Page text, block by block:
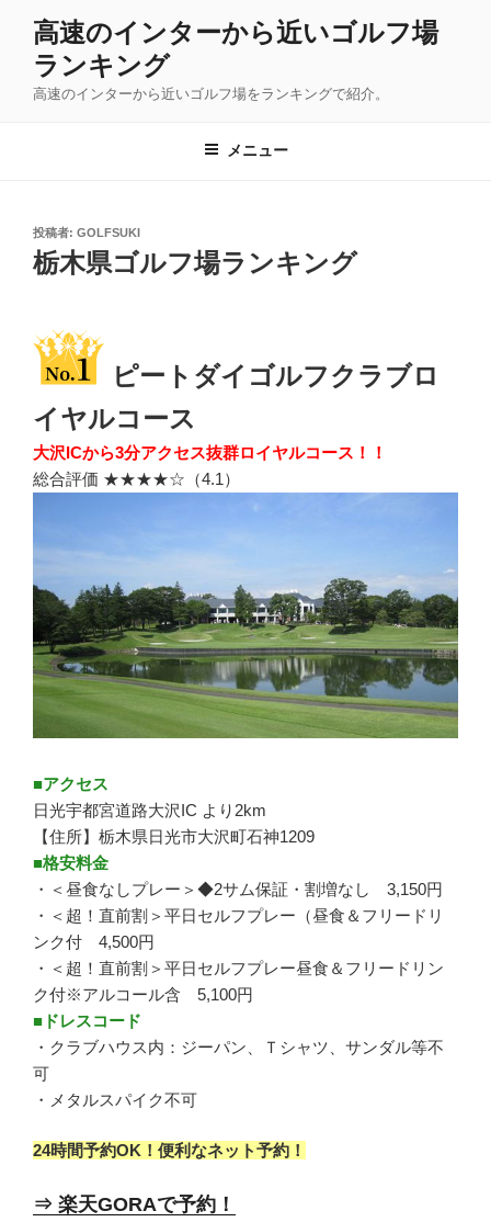
高速のインターから近いゴルフ場
ランキング
高速のインターから近いゴルフ場をランキングで紹介。
メニュー
投
稿
日:
投稿者: GOLFSUKI
栃木県ゴルフ場ランキング
ピートダイゴルフクラブロ
イヤルコース
大沢ICから3分アクセス抜群ロイヤルコース！！
総合評価 ★★★★☆（4.1）
■アクセス
日光宇都宮道路大沢IC より2km
【住所】栃木県日光市大沢町石神1209
■格安料金
・＜昼食なしプレー＞◆2サム保証・割増なし 3,150円
・＜超！直前割＞平日セルフプレー（昼食＆フリードリ
ンク付 4,500円
・＜超！直前割＞平日セルフプレー昼食＆フリードリン
ク付※アルコール含 5,100円
■ドレスコード
・クラブハウス内：ジーパン、Ｔシャツ、サンダル等不
可
・メタルスパイク不可
24時間予約OK！便利なネット予約！
⇒ 楽天GORAで予約！